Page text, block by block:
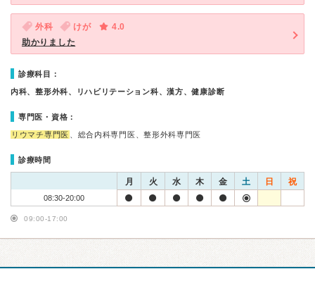
外科 けが
4.0
助かりました
診療科目：
内科、整形外科、リハビリテーション科、漢方、健康診断
専門医・資格：
リウマチ専門医 、総合内科専門医、整形外科専門医
診療時間
月 火 水 木 金 土 日 祝
08:30-20:00
09:00-17:00